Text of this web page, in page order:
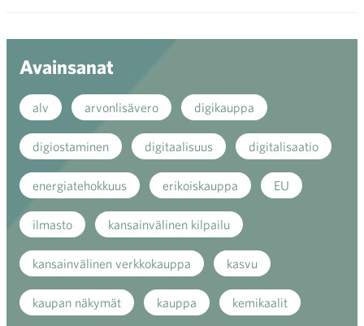
Avainsanat
alv arvonlisävero digikauppa
digiostaminen digitaalisuus digitalisaatio
energiatehokkuus erikoiskauppa EU
ilmasto kansainvälinen kilpailu
kansainvälinen verkkokauppa kasvu
kaupan näkymät kauppa kemikaalit